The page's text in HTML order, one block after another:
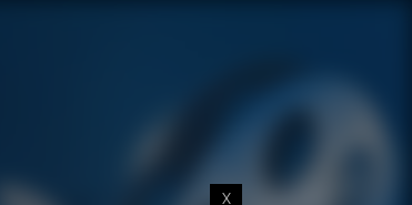
X